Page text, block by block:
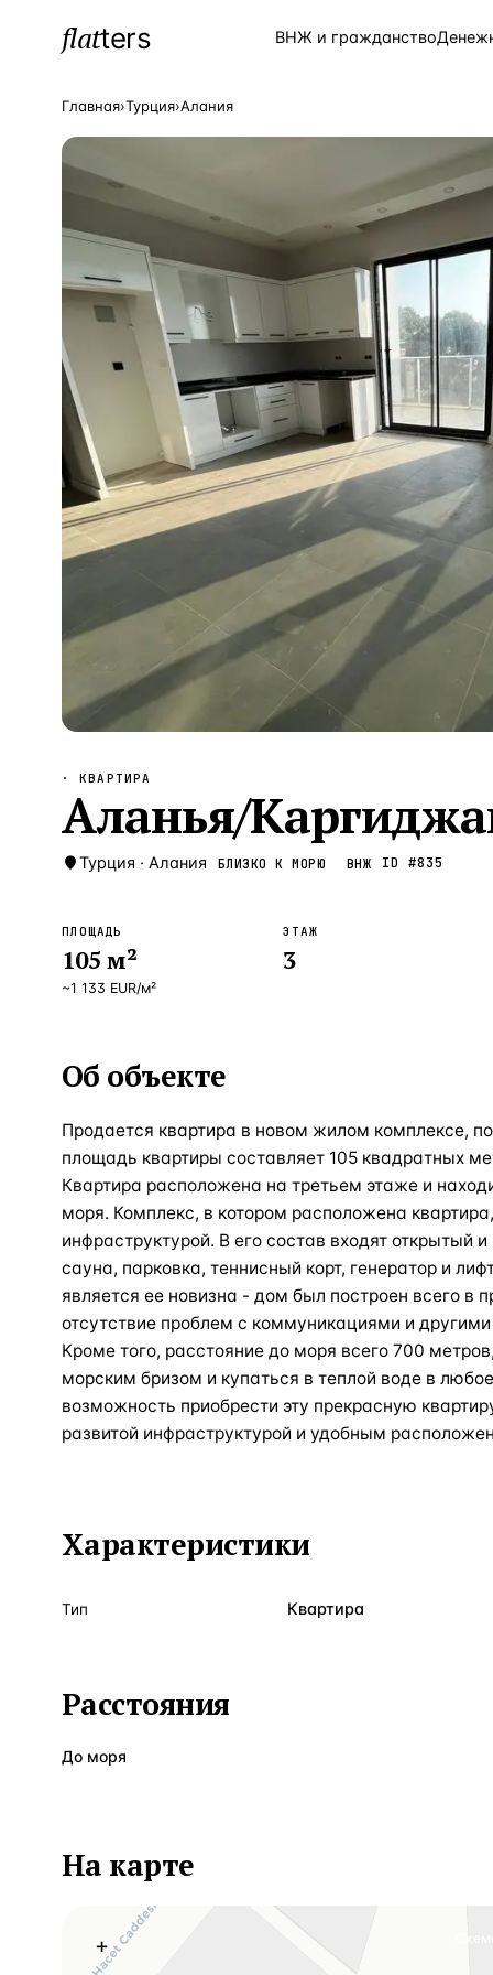
flatters ВНЖ и гражданство
ПОПУЛЯРНЫЕ НАПРАВЛЕНИЯ
— Страна
Россия —Страна
Испания —Страна
Кипр Страна
Таиланд Страна
Греция Страна
Сочи Локация
Алания —Локация
Бангкок
—Локация
Стамбул Локация
—Локация
Главная›Турция›Алания
· КВАРТИРА
Аланья/
Турция · Алания БЛИЗКО К МОРЮ ВНЖ ID #835
ПЛОЩАДЬ
105 м²
~1 133 EUR/м²
ЭТАЖ
3
Об объекте
Продается квартира в новом жилом комплексе,
площадь квартиры составляет 105 квадратных
Квартира расположена на третьем этаже и
моря. Комплекс, в котором расположена
инфраструктурой. В его состав входят открытый
сауна, парковка, теннисный корт, генератор и
является ее новизна - дом был построен всего в
отсутствие проблем с коммуникациями и
Кроме того, расстояние до моря всего 700
морским бризом и купаться в теплой воде в
возможность приобрести эту прекрасную
развитой инфраструктурой и удобным
Характеристики
Тип Квартира
Расстояния
До моря
На карте
+